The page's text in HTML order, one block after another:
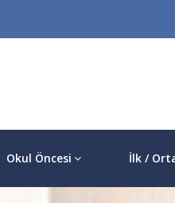
Okul Öncesi İlk /